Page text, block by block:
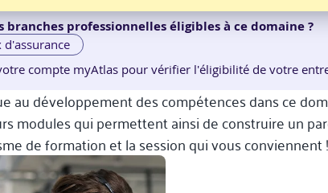
branches professionnelles éligibles à ce domaine ?
d'assurance
compte myAtlas pour vérifier l'éligibilité de votre
au développement des compétences dans ce
modules qui permettent ainsi de construire un
de formation et la session qui vous conviennent !